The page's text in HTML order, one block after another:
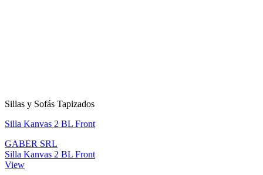
Sillas y Sofás Tapizados
Silla Kanvas 2 BL Front
GABER SRL
Silla Kanvas 2 BL Front
View